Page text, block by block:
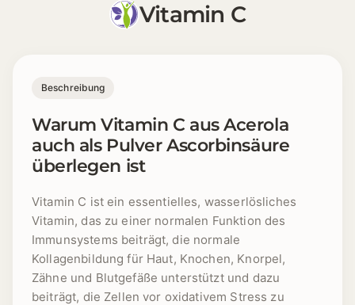
Vitamin C
Beschreibung
Warum Vitamin C aus Acerola
auch als Pulver Ascorbinsäure
überlegen ist
Vitamin C ist ein essentielles, wasserlösliches
Vitamin, das zu einer normalen Funktion des
Immunsystems beiträgt, die normale
Kollagenbildung für Haut, Knochen, Knorpel,
Zähne und Blutgefäße unterstützt und dazu
beiträgt, die Zellen vor oxidativem Stress zu